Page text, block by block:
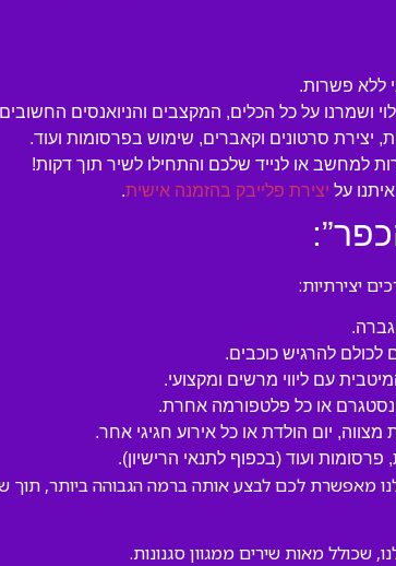
ללא פשרות.
ושמרנו על כל הכלים, המקצבים והניואנסים
יצירת סרטונים וקאברים, שימוש בפרסומות ועוד.
על יצירת פלייבק בהזמנה אישית.
יצירתיות:
להרגיש כוכבים.
עם ליווי מרשים ומקצועי.
או כל פלטפורמה אחרת.
יום הולדת או כל אירוע חגיגי אחר.
ועוד (בכפוף לתנאי הרישיון).
מאפשרת לכם לבצע אותה ברמה הגבוהה ביותר, תוך
שכולל מאות שירים ממגוון סגנונות.